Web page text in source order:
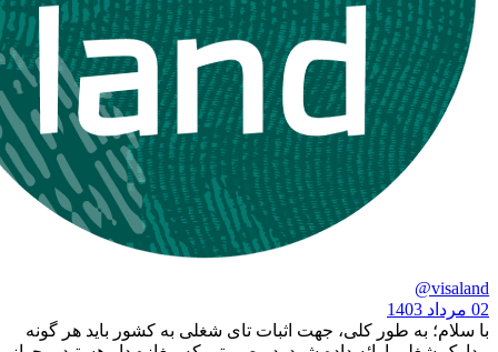
طور کلی، جهت اثبات تای شغلی به کشور باید هر گونه